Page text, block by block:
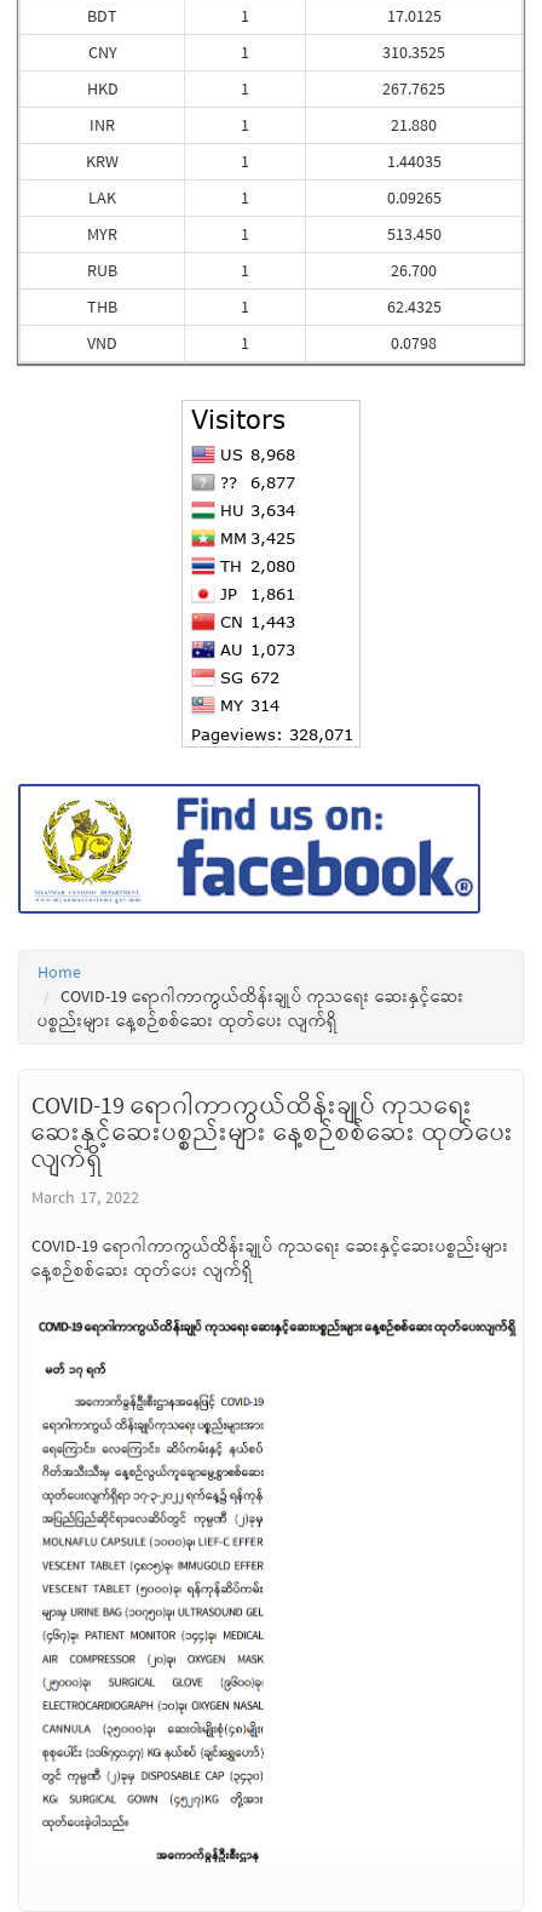
BDT
CNY
HKD
INR
KRW
LAK
MYR
RUB
THB
VND
1
1
1
1
1
1
1
1
1
1
17.0125
310.3525
267.7625
21.880
1.44035
0.09265
513.450
26.700
62.4325
0.0798
Home
COVID-19 ရောဂါကာကွယ်ထိန်းချုပ် ကုသရေး ဆေးနှင့်ဆေး
ပစ္စည်းများ နေ့စဉ်စစ်ဆေး ထုတ်ပေး လျက်ရှိ
COVID-19 ရောဂါကာကွယ်ထိန်းချုပ် ကုသရေး
ဆေးနှင့်ဆေးပစ္စည်းများ နေ့စဉ်စစ်ဆေး ထုတ်ပေး
လျက်ရှိ
March 17, 2022
COVID-19 ရောဂါကာကွယ်ထိန်းချုပ် ကုသရေး ဆေးနှင့်ဆေးပစ္စည်းများ
နေ့စဉ်စစ်ဆေး ထုတ်ပေး လျက်ရှိ